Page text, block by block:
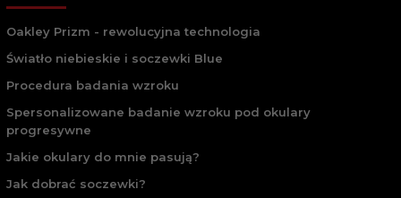
Oakley Prizm - rewolucyjna technologia
Światło niebieskie i soczewki Blue
Procedura badania wzroku
Spersonalizowane badanie wzroku pod okulary
progresywne
Jakie okulary do mnie pasują?
Jak dobrać soczewki?